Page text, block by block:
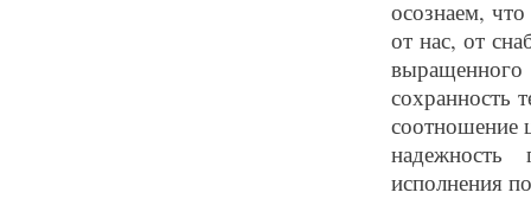
осознаем,
от нас, от
сохранность
соотношение
надежность
исполнения